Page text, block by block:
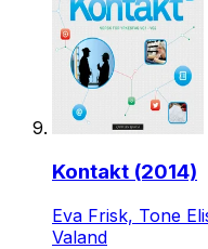
Kontakt (2014)
Eva Frisk, Tone
Valand